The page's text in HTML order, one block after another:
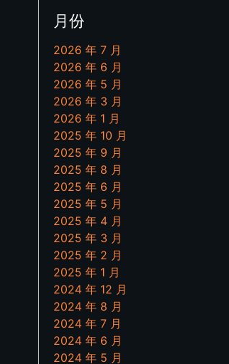
月份
2026 年 7 月
2026 年 6 月
2026 年 5 月
2026 年 3 月
2026 年 1 月
2025 年 10 月
2025 年 9 月
2025 年 8 月
2025 年 6 月
2025 年 5 月
2025 年 4 月
2025 年 3 月
2025 年 2 月
2025 年 1 月
2024 年 12 月
2024 年 8 月
2024 年 7 月
2024 年 6 月
2024 年 5 月